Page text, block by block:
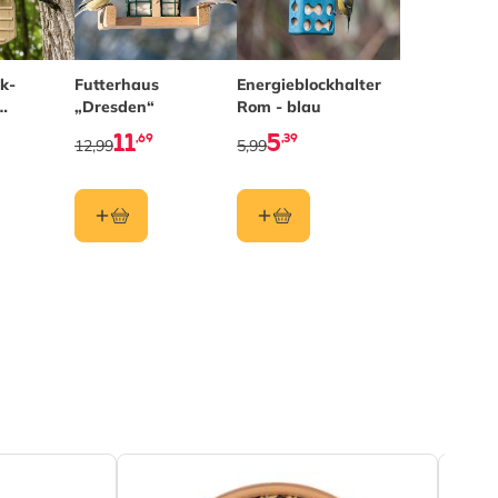
Futterhaus
„Dresden“
11,69
12,99
Energieblockhalter
Rom - blau
5,39
5,99